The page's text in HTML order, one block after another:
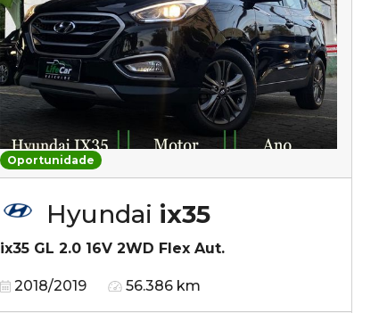
Oportunidade
Hyundai ix35
ix35 GL 2.0 16V 2WD Flex Aut.
2018/2019 56.386 km